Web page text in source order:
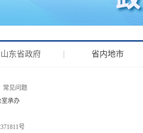
山东省政府 省内地市
常见问题
室承办
号